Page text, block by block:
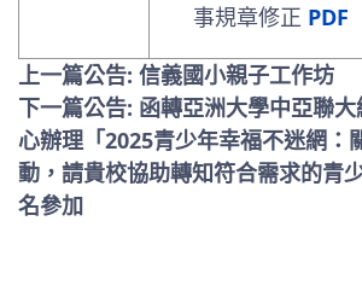
事規章修正 PDF
上一篇公告: 信義國小親子工作坊
下一篇公告: 函轉亞洲大學中亞聯
心辦理「2025青少年幸福不迷網：
動，請貴校協助轉知符合需求的青
名參加